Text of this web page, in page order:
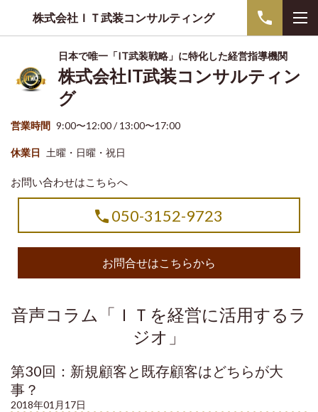
株式会社ＩＴ武装コンサルティング
日本で唯一「IT武装戦略」に特化した経営指導機関
株式会社IT武装コンサルティン
グ
営業時間 9:00〜12:00 / 13:00〜17:00
休業日 土曜・日曜・祝日
お問い合わせはこちらへ
050-3152-9723
お問合せはこちらから
音声コラム「ＩＴを経営に活用するラ
ジオ」
第30回：新規顧客と既存顧客はどちらが大
事？
2018年01月17日